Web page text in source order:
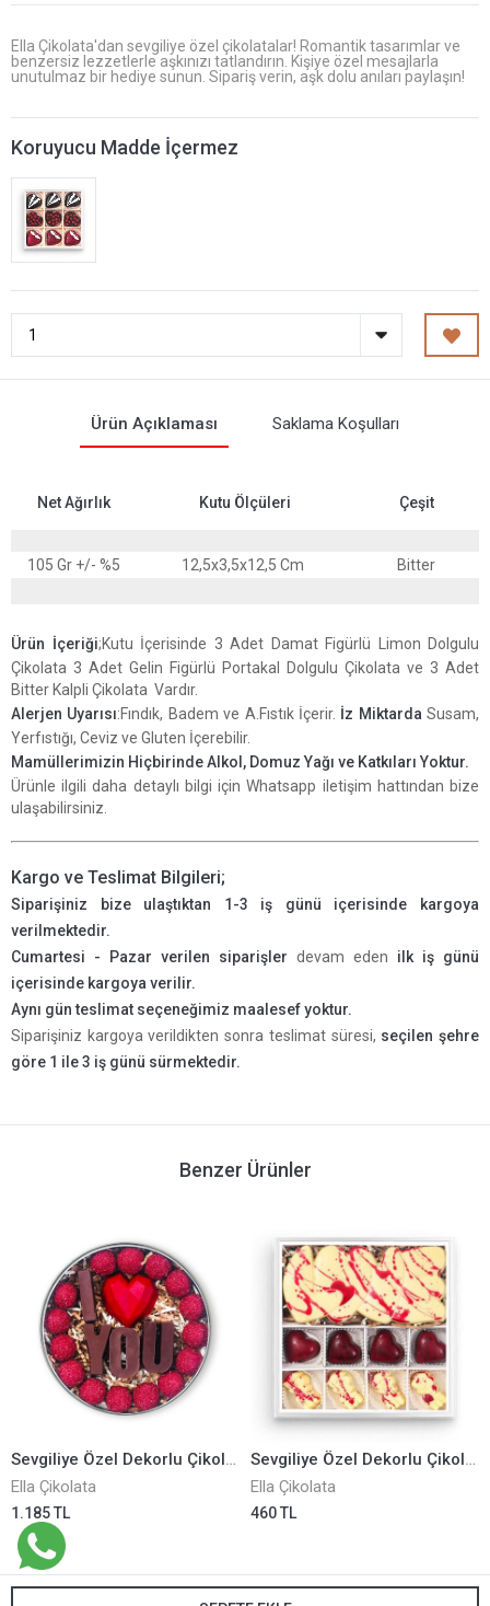
Ella Çikolata'dan sevgiliye özel çikolatalar! Romantik tasarımlar ve
benzersiz lezzetlerle aşkınızı tatlandırın. Kişiye özel mesajlarla
unutulmaz bir hediye sunun. Sipariş verin, aşk dolu anıları paylaşın!
Koruyucu Madde İçermez
Ürün Açıklaması Saklama Koşulları
Net Ağırlık Kutu Ölçüleri Çeşit
105 Gr +/- %5 12,5x3,5x12,5 Cm Bitter
Ürün İçeriği;Kutu İçerisinde 3 Adet Damat Figürlü Limon Dolgulu
Çikolata 3 Adet Gelin Figürlü Portakal Dolgulu Çikolata ve 3 Adet
Bitter Kalpli Çikolata Vardır.
Alerjen Uyarısı:Fındık, Badem ve A.Fıstık İçerir. İz Miktarda Susam,
Yerfıstığı, Ceviz ve Gluten İçerebilir.
Mamüllerimizin Hiçbirinde Alkol, Domuz Yağı ve Katkıları Yoktur.
Ürünle ilgili daha detaylı bilgi için Whatsapp iletişim hattından bize
ulaşabilirsiniz.
Kargo ve Teslimat Bilgileri;
Siparişiniz bize ulaştıktan 1-3 iş günü içerisinde kargoya
verilmektedir.
Cumartesi - Pazar verilen siparişler devam eden ilk iş günü
içerisinde kargoya verilir.
Aynı gün teslimat seçeneğimiz maalesef yoktur.
Siparişiniz kargoya verildikten sonra teslimat süresi, seçilen şehre
göre 1 ile 3 iş günü sürmektedir.
Benzer Ürünler
Sevgiliye Özel Dekorlu Çikolata ELLA0001246
Ella Çikolata
1.185 TL
Sevgiliye Özel Dekorlu Çikolata ELLA0001230
Ella Çikolata
460 TL